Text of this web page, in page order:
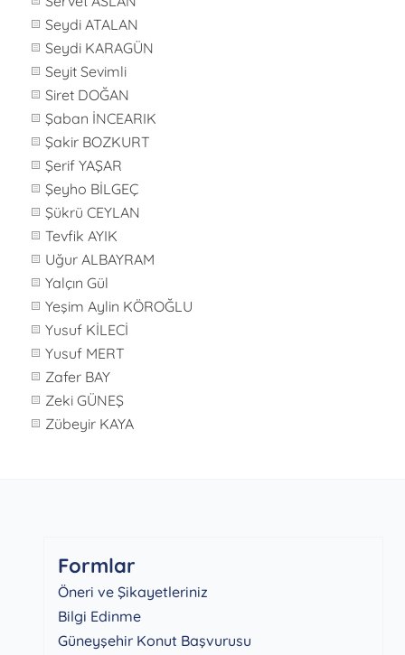
Seydi ATALAN
Seydi KARAGÜN
Seyit Sevimli
Siret DOĞAN
Şaban İNCEARIK
Şakir BOZKURT
Şerif YAŞAR
Şeyho BİLGEÇ
Şükrü CEYLAN
Tevfik AYIK
Uğur ALBAYRAM
Yalçın Gül
Yeşim Aylin KÖROĞLU
Yusuf KİLECİ
Yusuf MERT
Zafer BAY
Zeki GÜNEŞ
Zübeyir KAYA
Formlar
Öneri ve Şikayetleriniz
Bilgi Edinme
Güneyşehir Konut Başvurusu